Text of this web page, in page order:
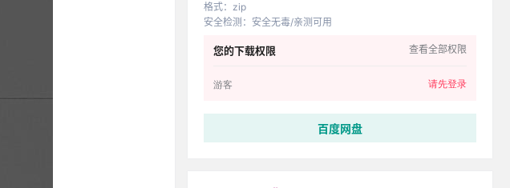
格式： zip
安全检测 ： 安全无毒/亲测可用
您的下载权限 查看全部权限
游客 请先登录
百度网盘